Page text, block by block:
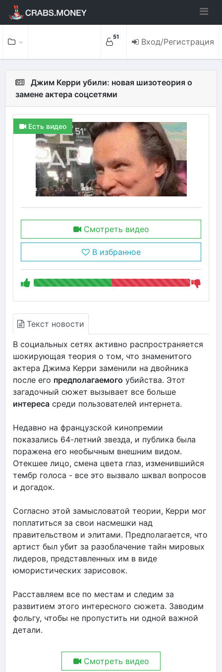
51 Вход/Регистрация
Джим Керри убили: новая шизотеория о
замене актера соцсетями
Есть видео
Смотреть видео
В избранное
Текст новости
В социальных сетях активно распространяется
шокирующая теория о том, что знаменитого
актера Джима Керри заменили на двойника
после его предполагаемого убийства. Этот
загадочный сюжет вызывает все больше
интереса среди пользователей интернета.
Недавно на французской кинопремии
показались 64-летний звезда, и публика была
поражена его необычным внешним видом.
Отекшее лицо, смена цвета глаз, изменившийся
тембр голоса - все это вызвало шквал вопросов
и догадок.
Согласно этой замысловатой теории, Керри мог
поплатиться за свои насмешки над
правительством и элитами. Предполагается, что
артист был убит за разоблачение тайн мировых
лидеров, представленных им в виде
юмористических зарисовок.
Расставляем все по местам и следим за
развитием этого интересного сюжета. Заводим
фольгу, чтобы не пропустить ни одной важной
детали.
Смотреть видео